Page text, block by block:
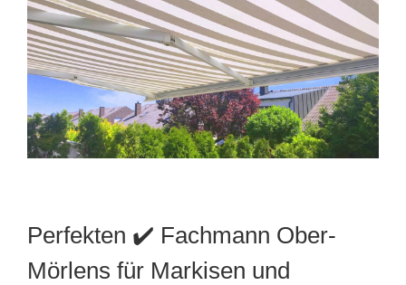
Perfekten ✔️ Fachmann Ober-
Mörlens für Markisen und